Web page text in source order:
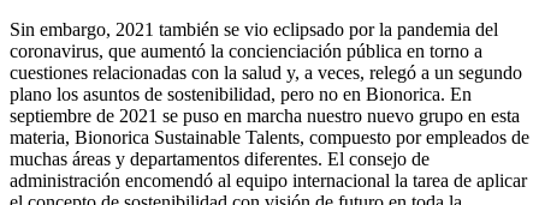
Sin embargo, 2021 también se vio eclipsado por la pandemia del
coronavirus, que aumentó la concienciación pública en torno a
cuestiones relacionadas con la salud y, a veces, relegó a un segundo
plano los asuntos de sostenibilidad, pero no en Bionorica. En
septiembre de 2021 se puso en marcha nuestro nuevo grupo en esta
materia, Bionorica Sustainable Talents, compuesto por empleados de
muchas áreas y departamentos diferentes. El consejo de
administración encomendó al equipo internacional la tarea de aplicar